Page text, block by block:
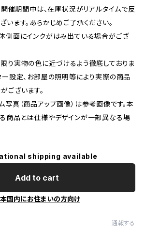
催期間中は、在庫状況がリアルタイムで反
ます。あらかじめご了承ください。
側面にインクがはみ出ている場合がござ
り実物の色に近づけるよう徹底しておりま
ー設定、お部屋の照明等により実際の商品
ございます。
真（商品アップ画像）は参考画像です。本
商品とは仕様やデザインが一部異なる場
shipping available
Add to cart
国内にお住まいの方向け
通報する